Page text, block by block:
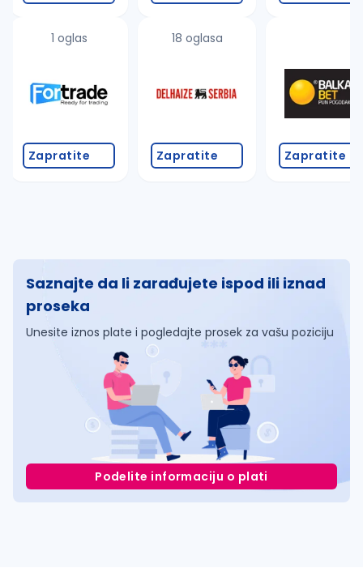
1 oglas
Zapratite
18 oglasa
Zapratite Zapratite
Saznajte da li zarađujete ispod ili iznad
proseka
Unesite iznos plate i pogledajte prosek za vašu poziciju
Podelite informaciju o plati